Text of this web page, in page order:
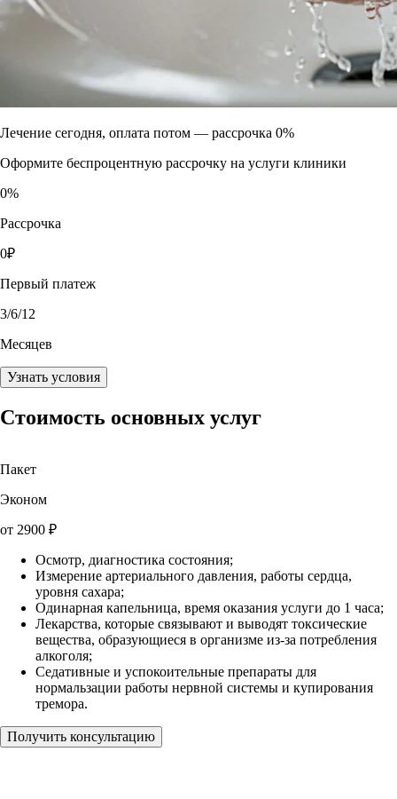
Лечение сегодня, оплата потом — рассрочка 0%
Оформите беспроцентную рассрочку на услуги клиники
0%
Рассрочка
0₽
Первый платеж
3/6/12
Месяцев
Узнать условия
Стоимость основных услуг
Пакет
Эконом
от 2900 ₽
Осмотр, диагностика состояния;
Измерение артериального давления, работы сердца,
уровня сахара;
Одинарная капельница, время оказания услуги до 1 часа;
Лекарства, которые связывают и выводят токсические
вещества, образующиеся в организме из-за потребления
алкоголя;
Седативные и успокоительные препараты для
нормальзации работы нервной системы и купирования
тремора.
Получить консультацию